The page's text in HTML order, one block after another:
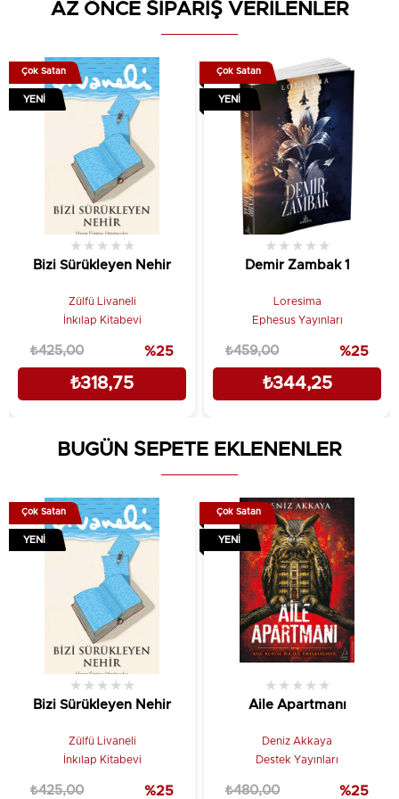
değil, matrisin kodlarını anlayarak kendi hikâyeni
sana gönderdiği bir fısıltı; her sembol, yolunu
açacak bir anahtardır.Karanlığı ışıkla, soruyu
cevapla birleştir.Çünkü sadece kartları değil,
aslında kendi yaşamını okuyorsun.Görünenin
ötesindeki o kadim fısıltıyı duymaya var mısın?
AZ ÖNCE SİPARİŞ VERİLENLER
Bizi Sürükleyen Nehir
★ ★ ★ ★ ★
Zülfü Livaneli
İnkılap Kitabevi
₺318,75
₺425,00 %25
Çok Satan
YENI
Demir Zambak 1
★ ★ ★ ★ ★
Loresima
Ephesus Yayınları
₺344,25
₺459,00 %25
Çok Satan
YENI
BUGÜN SEPETE EKLENENLER
Bizi Sürükleyen Nehir
★ ★ ★ ★ ★
Zülfü Livaneli
İnkılap Kitabevi
₺425,00 %25
Çok Satan
YENI
Aile Apartmanı
★ ★ ★ ★ ★
Deniz Akkaya
Destek Yayınları
₺480,00 %25
Çok Satan
YENI